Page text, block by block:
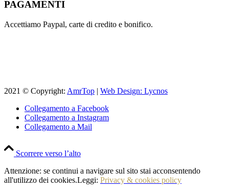
PAGAMENTI
Accettiamo Paypal, carte di credito e bonifico.
2021 © Copyright: AmrTop | Web Design: Lycnos
Collegamento a Facebook
Collegamento a Instagram
Collegamento a Mail
Scorrere verso l’alto
Attenzione: se continui a navigare sul sito stai acconsentendo
all'utilizzo dei cookies.Leggi: Privacy & cookies policy